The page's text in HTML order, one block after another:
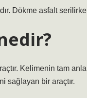
Dökme asfalt
Kelimenin tam
sağlayan bir araçtır.